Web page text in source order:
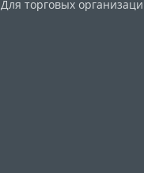
Для торговых